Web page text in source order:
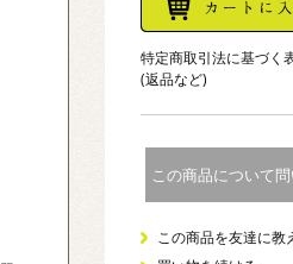
特定商取引法に基づく
(返品など)
この商品について
この商品を友達に教